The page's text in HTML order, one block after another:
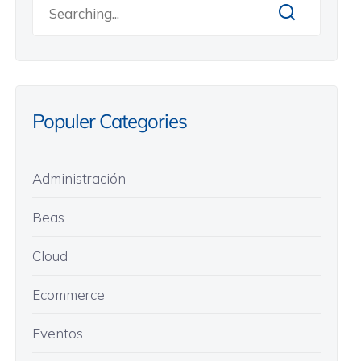
Populer Categories
Administración
Beas
Cloud
Ecommerce
Eventos